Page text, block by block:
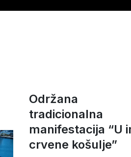
Održana
tradicionalna
manifestacija “U
crvene košulje”